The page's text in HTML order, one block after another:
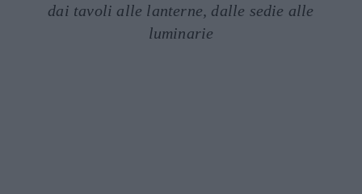
dai tavoli alle lanterne, dalle sedie alle
luminarie